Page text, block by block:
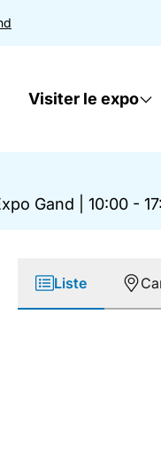
Visiter le expo
Gand 10:00 -
Liste